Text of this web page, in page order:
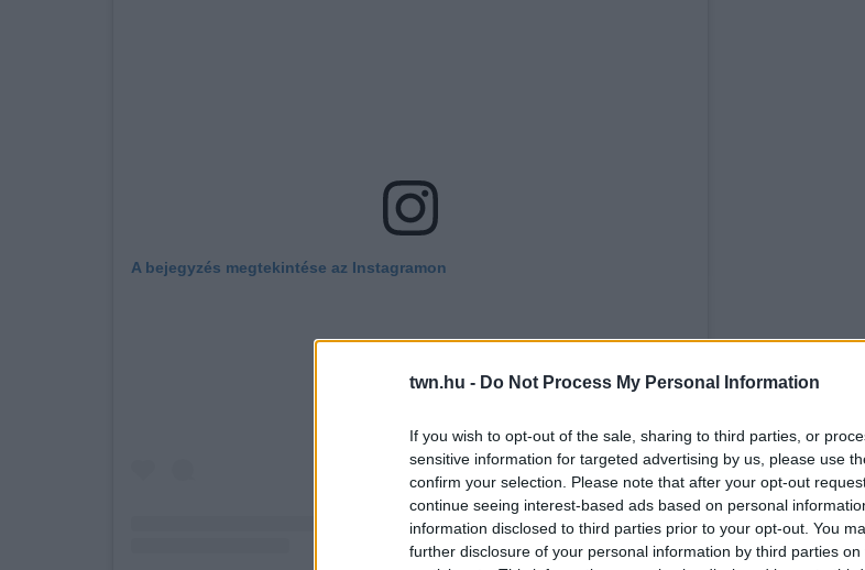
twn.hu - Do Not Process My Personal Information
If you wish to opt-out of the sale, sharing to third parties, or
sensitive information for targeted advertising by us, please use
confirm your selection. Please note that after your opt-out
continue seeing interest-based ads based on personal
information disclosed to third parties prior to your opt-out. You
further disclosure of your personal information by third parties on
A bejegyzés megtekintése az Instagramon